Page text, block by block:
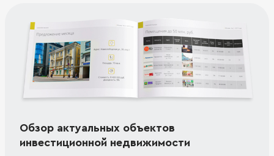
Обзор актуальных объектов
инвестиционной недвижимости